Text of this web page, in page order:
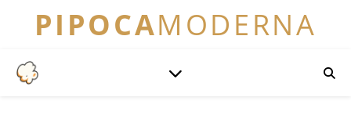
PIPOCAMODERNA